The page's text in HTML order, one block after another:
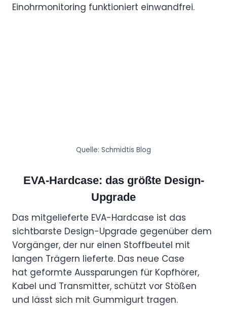
Einohrmonitoring funktioniert einwandfrei.
Quelle: Schmidtis Blog
EVA-Hardcase: das größte Design-
Upgrade
Das mitgelieferte EVA-Hardcase ist das
sichtbarste Design-Upgrade gegenüber dem
Vorgänger, der nur einen Stoffbeutel mit
langen Trägern lieferte. Das neue Case
hat geformte Aussparungen für Kopfhörer,
Kabel und Transmitter, schützt vor Stößen
und lässt sich mit Gummigurt tragen.